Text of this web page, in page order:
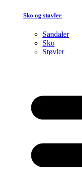
Sko og støvler
Sandaler
Sko
Støvler